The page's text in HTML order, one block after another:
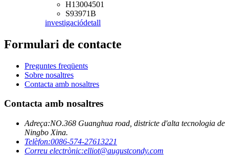
H13004501
S93971B
investigaciódetall
Formulari de contacte
Preguntes freqüents
Sobre nosaltres
Contacta amb nosaltres
Contacta amb nosaltres
Adreça:NO.368 Guanghua road, districte d'alta tecnologia de
Ningbo Xina.
Telèfon:0086-574-27613221
Correu electrònic:elliot@augustcondy.com